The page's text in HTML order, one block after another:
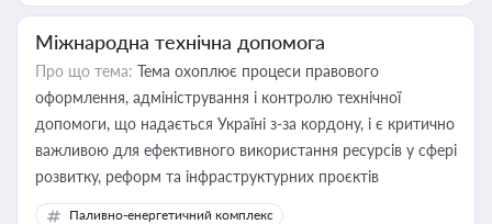
Міжнародна технічна допомога
Про що тема: Тема охоплює процеси правового
оформлення, адміністрування і контролю технічної
допомоги, що надається Україні з-за кордону, і є критично
важливою для ефективного використання ресурсів у сфері
розвитку, реформ та інфраструктурних проєктів
Паливно-енергетичний комплекс